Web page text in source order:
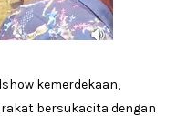
kemerdekaan,
bersukacita dengan